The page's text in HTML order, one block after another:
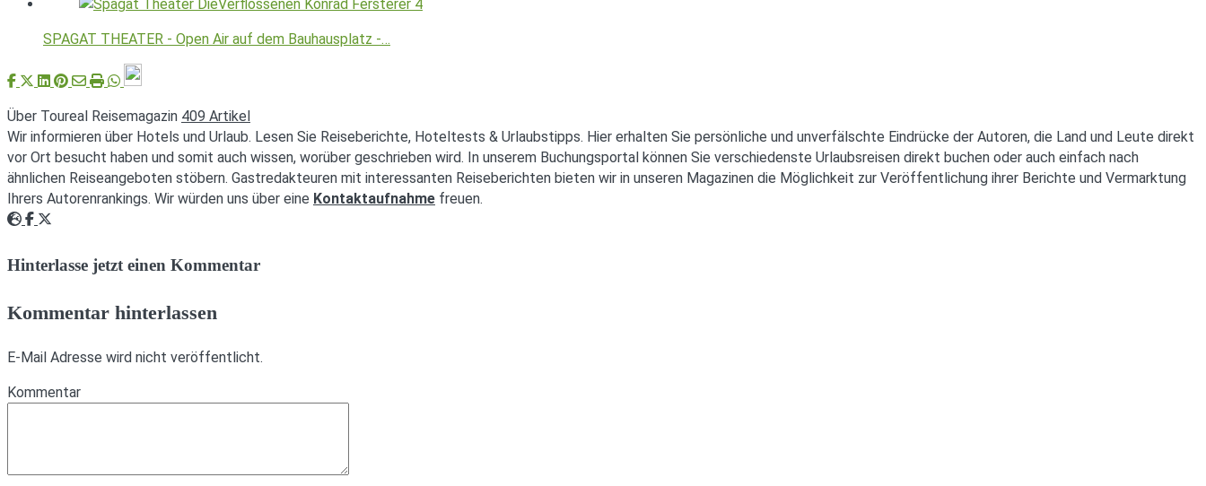
SPAGAT THEATER - Open Air auf dem Bauhausplatz -…
Über Toureal Reisemagazin 409 Artikel
Wir informieren über Hotels und Urlaub. Lesen Sie Reiseberichte, Hoteltests & Urlaubstipps. Hier erhalten Sie persönliche und unverfälschte Eindrücke der Autoren, die Land und Leute direkt
vor Ort besucht haben und somit auch wissen, worüber geschrieben wird. In unserem Buchungsportal können Sie verschiedenste Urlaubsreisen direkt buchen oder auch einfach nach
ähnlichen Reiseangeboten stöbern. Gastredakteuren mit interessanten Reiseberichten bieten wir in unseren Magazinen die Möglichkeit zur Veröffentlichung ihrer Berichte und Vermarktung
Ihrers Autorenrankings. Wir würden uns über eine Kontaktaufnahme freuen.
Webseite
Facebook
Hinterlasse jetzt einen Kommentar
Kommentar hinterlassen
E-Mail Adresse wird nicht veröffentlicht.
Kommentar